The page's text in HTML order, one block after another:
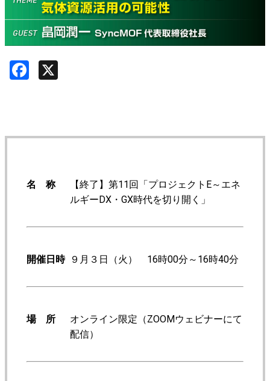
Facebook
名 称
【終了】第11回「プロジェクトE～エネ
ルギーDX・GX時代を切り開く」
開催日時 ９月３日（火） 16時00分～16時40分
場 所
オンライン限定（ZOOMウェビナーにて
配信）